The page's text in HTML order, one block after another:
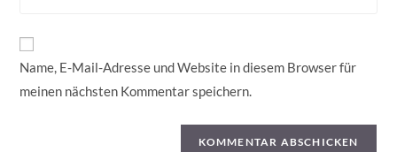
ein
URL
(optional)
Name, E-Mail-Adresse und Website in diesem Browser für
meinen nächsten Kommentar speichern.